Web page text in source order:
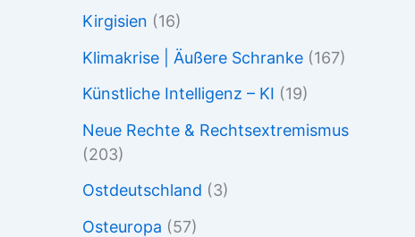
Kirgisien (16)
Klimakrise | Äußere Schranke (167)
Künstliche Intelligenz – KI (19)
Neue Rechte & Rechtsextremismus
(203)
Ostdeutschland (3)
Osteuropa (57)